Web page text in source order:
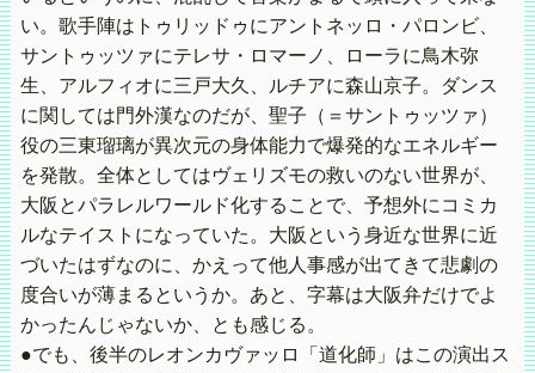
い。歌手陣はトゥリッドゥにアントネッロ・パロンビ、
サントゥッツァにテレサ・ロマーノ、ローラに鳥木弥
生、アルフィオに三戸大久、ルチアに森山京子。ダンス
に関しては門外漢なのだが、聖子（＝サントゥッツァ）
役の三東瑠璃が異次元の身体能力で爆発的なエネルギー
を発散。全体としてはヴェリズモの救いのない世界が、
大阪とパラレルワールド化することで、予想外にコミカ
ルなテイストになっていた。大阪という身近な世界に近
づいたはずなのに、かえって他人事感が出てきて悲劇の
度合いが薄まるというか。あと、字幕は大阪弁だけでよ
かったんじゃないか、とも感じる。
●でも、後半のレオンカヴァッロ「道化師」はこの演出ス